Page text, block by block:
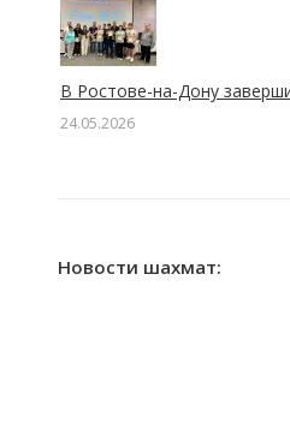
В Ростове-на-Дону
24.05.2026
Новости шахмат: